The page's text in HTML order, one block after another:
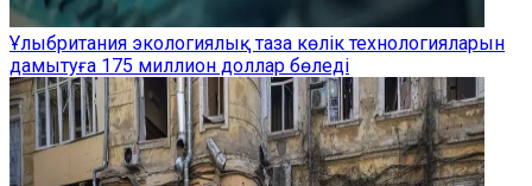
Ұлыбритания экологиялық таза көлік технологияларын
дамытуға 175 миллион доллар бөледі